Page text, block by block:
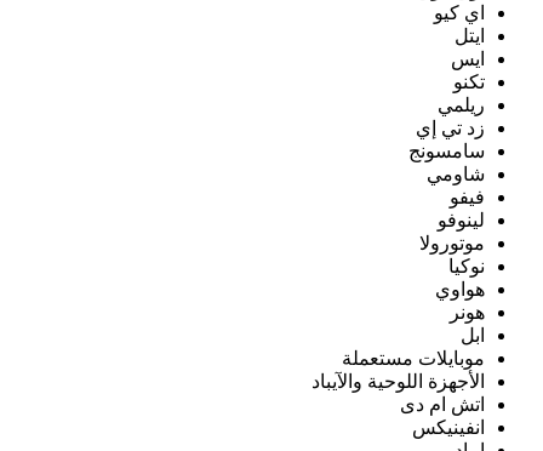
اي كيو
ايتل
ايس
تكنو
ريلمي
زد تي إي
سامسونج
شاومي
فيفو
لينوفو
موتورولا
نوكيا
هواوي
هونر
ابل
موبايلات مستعملة
الأجهزة اللوحية والآيباد
اتش ام دى
انفينيكس